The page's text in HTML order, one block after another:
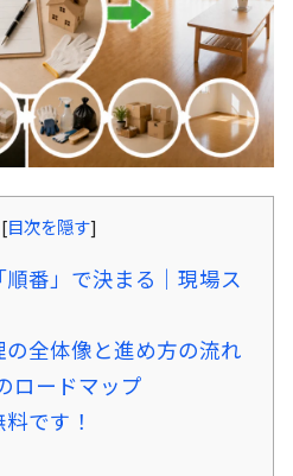
[目次を隠す]
番」で決まる｜現場ス
全体像と進め方の流れ
ロードマップ
です！